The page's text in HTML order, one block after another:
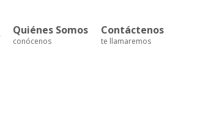
Quiénes Somos
conócenos
Contáctenos
te llamaremos